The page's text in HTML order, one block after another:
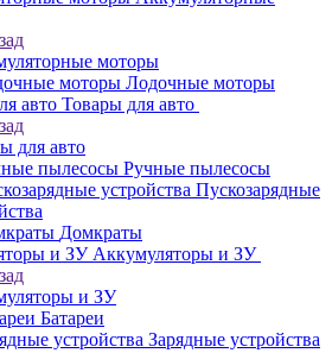
моторы
Лодочные моторы
Товары для авто
для авто
Ручные пылесосы
Пускозарядные
Домкраты
Аккумуляторы и ЗУ
и ЗУ
Батареи
Зарядные устройства